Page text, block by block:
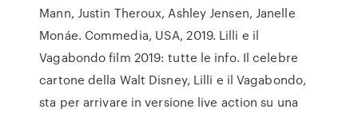
Mann, Justin Theroux, Ashley Jensen, Janelle
Monáe. Commedia, USA, 2019. Lilli e il
Vagabondo film 2019: tutte le info. Il celebre
cartone della Walt Disney, Lilli e il Vagabondo,
sta per arrivare in versione live action su una